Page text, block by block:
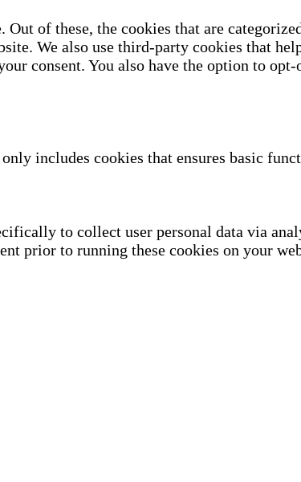
of these, the cookies that are
We also use third-party cookies that
consent. You also have the option to opt-
includes cookies that ensures basic
to collect user personal data via
prior to running these cookies on your